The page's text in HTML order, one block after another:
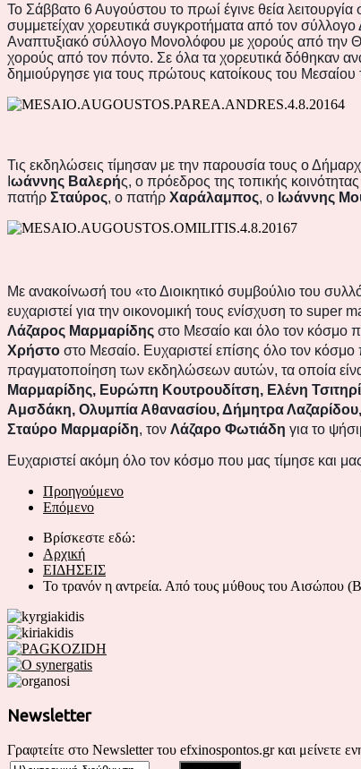
Το Σάββατο 6 Αυγούστου το πρωί έγινε θεία
συμμετείχαν χορευτικά συγκροτήματα από τον
Αναπτυξιακό σύλλογο Μονολόφου με χορούς από την
χορούς από τον πόντο. Σε όλα τα χορευτικά δόθηκαν
δημιούργησε για τους πρώτους κατοίκους του Μεσαίου
Τις εκδηλώσεις τίμησαν με την παρουσία τους ο
ωάννης Βαλερής, ο πρόεδρος της τοπικής
πατήρ Σταύρος, ο πατήρ Χαράλαμπος, ο Ιωάννης
Με ανακοίνωσή του «το Διοικητικό συμβούλιο του
ευχαριστεί για την οικονομική τους ενίσχυση το super
Λάζαρος Μαρμαρίδης στο Μεσαίο και όλο τον κόσμο
Χρήστο στο Μεσαίο. Ευχαριστεί επίσης όλο τον
πραγματοποίηση των εκδηλώσεων αυτών, τα οποία
Μαρμαρίδης, Ευρώπη Κουτρουδίτση, Ελένη
Αμσδάκη, Ολυμπία Αθανασίου, Δήμητρα
Σταύρο Μαρμαρίδη, τον Λάζαρο Φωτιάδη για το
Ευχαριστεί ακόμη όλο τον κόσμο που μας τίμησε
Προηγούμενο
Επόμενο
Βρίσκεστε εδώ:
Αρχική
ΕΙΔΗΣΕΙΣ
Το τρανόν η αντρεία. Από τους μύθους του Αισώπου
Newsletter
Γραφτείτε στο Newsletter του efxinospontos.gr και μείνετε